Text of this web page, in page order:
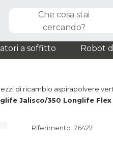
Che cosa stai
cercando?
a soffitto Robot
di ricambio aspirapolvere
Jalisco/350 Longlife Flex
Riferimento: 76427